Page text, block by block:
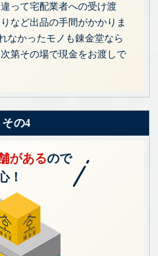
って宅配業者への受け渡
など出品の手間がかかりま
なかったモノも錬金堂なら
第その場で現金をお渡しで
の4
があるので
！